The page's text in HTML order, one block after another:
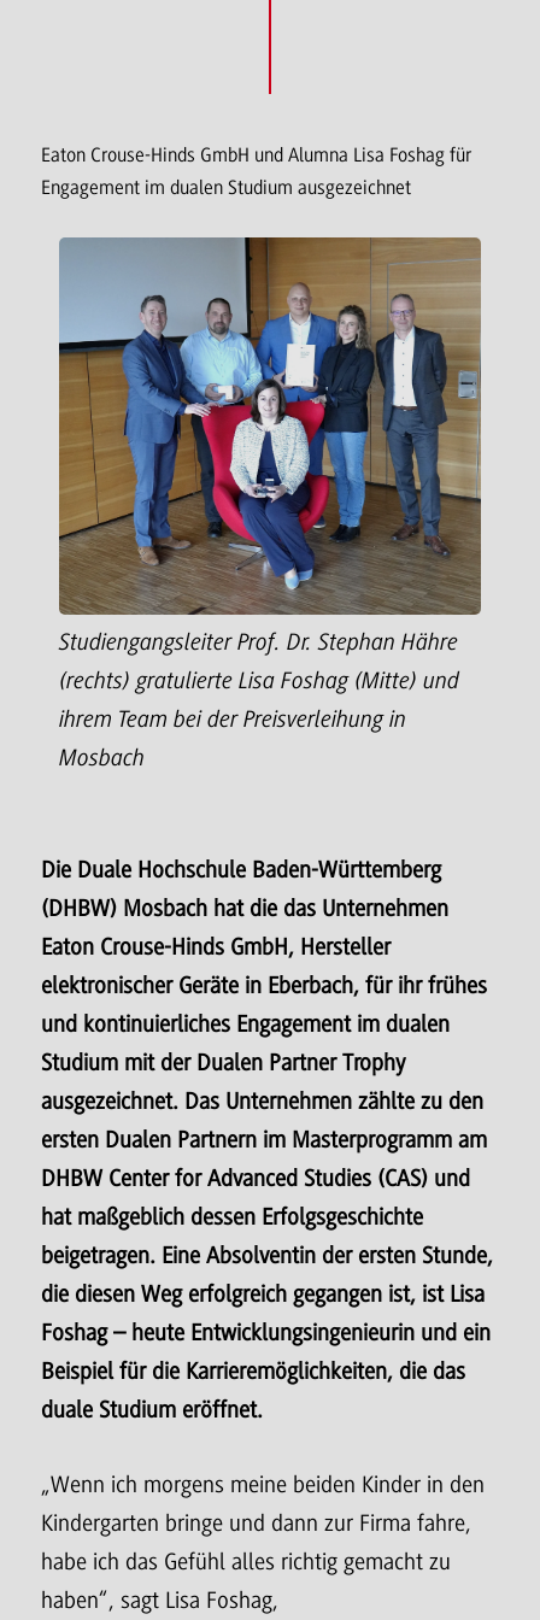
Eaton Crouse-Hinds GmbH und Alumna Lisa Foshag für
Engagement im dualen Studium ausgezeichnet
Studiengangsleiter Prof. Dr. Stephan Hähre
(rechts) gratulierte Lisa Foshag (Mitte) und
ihrem Team bei der Preisverleihung in
Mosbach
Die Duale Hochschule Baden-Württemberg
(DHBW) Mosbach hat die das Unternehmen
Eaton Crouse-Hinds GmbH, Hersteller
elektronischer Geräte in Eberbach, für ihr frühes
und kontinuierliches Engagement im dualen
Studium mit der Dualen Partner Trophy
ausgezeichnet. Das Unternehmen zählte zu den
ersten Dualen Partnern im Masterprogramm am
DHBW Center for Advanced Studies (CAS) und
hat maßgeblich dessen Erfolgsgeschichte
beigetragen. Eine Absolventin der ersten Stunde,
die diesen Weg erfolgreich gegangen ist, ist Lisa
Foshag – heute Entwicklungsingenieurin und ein
Beispiel für die Karrieremöglichkeiten, die das
duale Studium eröffnet.
„Wenn ich morgens meine beiden Kinder in den
Kindergarten bringe und dann zur Firma fahre,
habe ich das Gefühl alles richtig gemacht zu
haben“, sagt Lisa Foshag,